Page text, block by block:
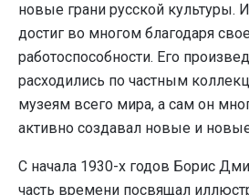
новые грани русской культуры.
достиг во многом благодаря
работоспособности. Его
расходились по частным
музеям всего мира, а сам он
активно создавал новые и
С начала 1930-х годов Борис
часть времени посвящал